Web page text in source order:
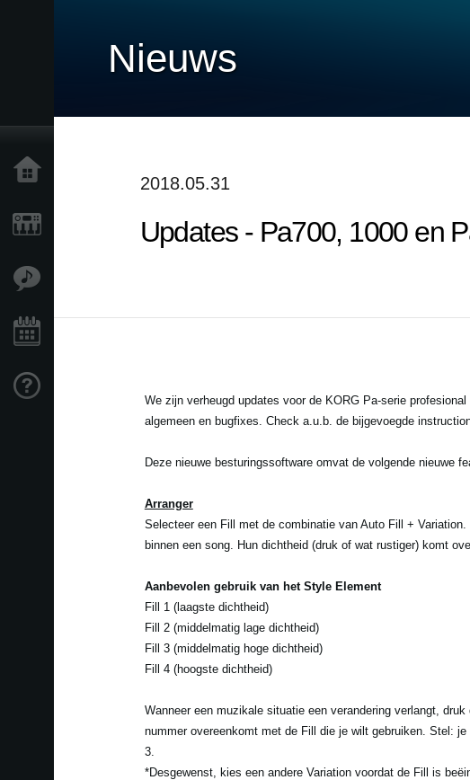
Nieuws
2018.05.31
Updates - Pa700, 1000 en
We zijn verheugd updates voor de KORG Pa-serie
algemeen en bugfixes. Check a.u.b. de bijgevoegde
Deze nieuwe besturingssoftware omvat de volgende nieuwe
Arranger
Selecteer een Fill met de combinatie van Auto Fill +
binnen een song. Hun dichtheid (druk of wat rustiger) komt
Aanbevolen gebruik van het Style Element
Fill 1 (laagste dichtheid)
Fill 2 (middelmatig lage dichtheid)
Fill 3 (middelmatig hoge dichtheid)
Fill 4 (hoogste dichtheid)
Wanneer een muzikale situatie een verandering verlangt,
nummer overeenkomt met de Fill die je wilt gebruiken. Stel:
3.
*Desgewenst, kies een andere Variation voordat de Fill is